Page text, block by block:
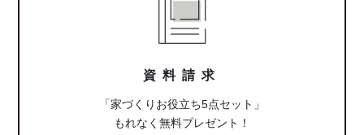
資料請求
「家づくりお役立ち5点セット」
もれなく無料プレゼント！